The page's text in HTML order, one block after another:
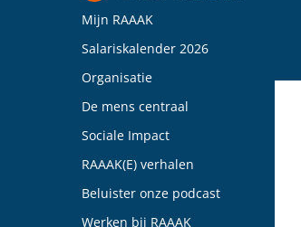
Mijn RAAAK
Salariskalender 2026
Organisatie
De mens centraal
Sociale Impact
RAAAK(E) verhalen
Beluister onze podcast
Werken bij RAAAK